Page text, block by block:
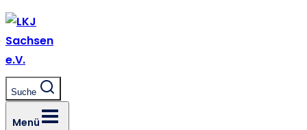
Zum
Inhalt
springen
Suche
Menü